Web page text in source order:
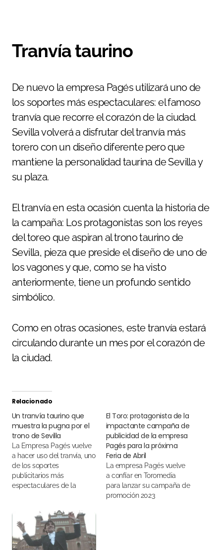
Tranvía taurino
De nuevo la empresa Pagés utilizará uno de
los soportes más espectaculares: el famoso
tranvía que recorre el corazón de la ciudad.
Sevilla volverá a disfrutar del tranvía más
torero con un diseño diferente pero que
mantiene la personalidad taurina de Sevilla y
su plaza.
El tranvía en esta ocasión cuenta la historia de
la campaña: Los protagonistas son los reyes
del toreo que aspiran al trono taurino de
Sevilla, pieza que preside el diseño de uno de
los vagones y que, como se ha visto
anteriormente, tiene un profundo sentido
simbólico.
Como en otras ocasiones, este tranvía estará
circulando durante un mes por el corazón de
la ciudad.
Relacionado
Un tranvía taurino que
muestra la pugna por el
trono de Sevilla
a hacer uso del tranvía, uno
de los soportes
publicitarios más
espectaculares de la
El Toro: protagonista de la
impactante campaña de
publicidad de la empresa
Pagés para la próxima
Feria de Abril
a confíar en Toromedia
para lanzar su campaña de
promoción 2023